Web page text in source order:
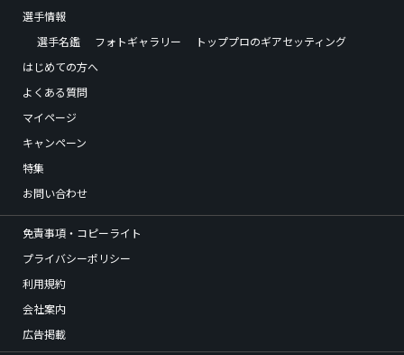
選手情報
選手名鑑
フォトギャラリー
トッププロのギアセッティング
はじめての方へ
よくある質問
マイページ
キャンペーン
特集
お問い合わせ
免責事項・コピーライト
プライバシーポリシー
利用規約
会社案内
広告掲載